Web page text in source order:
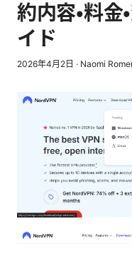
約内容・料金
イド
2026年4月2日 · Naomi